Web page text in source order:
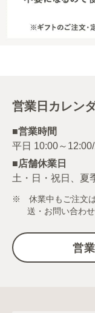
営業日カレン
■営業時間
■店舗休業日
土・日・祝日、夏
※ 休業中もご注文は
送・お問い合わ
営